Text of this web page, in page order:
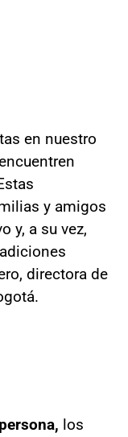
en nuestro
y amigos
y, a su vez,
directora de
los